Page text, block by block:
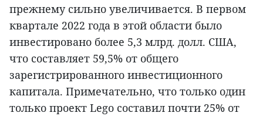
прежнему сильно увеличивается. В первом
квартале 2022 года в этой области было
инвестировано более 5,3 млрд. долл. США,
что составляет 59,5% от общего
зарегистрированного инвестиционного
капитала. Примечательно, что только один
только проект Lego составил почти 25% от